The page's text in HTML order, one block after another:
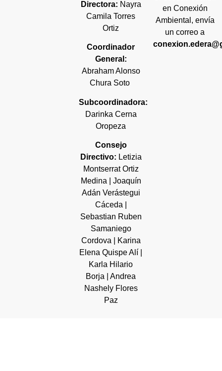
Directora: Nayra
Camila Torres
Ortiz
Coordinador
General:
Abraham Alonso
Chura Soto
Subcoordinadora:
Darinka Cerna
Oropeza
Consejo
Directivo: Letizia
Montserrat Ortiz
Medina | Joaquín
Adán Verástegui
Cáceda |
Sebastian Ruben
Samaniego
Cordova | Karina
Elena Quispe Alí |
Karla Hilario
Borja | Andrea
Nashely Flores
Paz
en Conexión
Ambiental, envía
un correo a